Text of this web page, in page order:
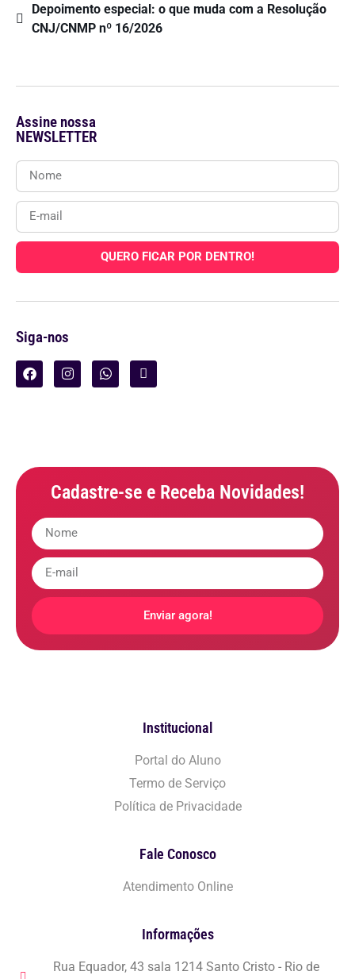
Depoimento especial: o que muda com a Resolução
CNJ/CNMP nº 16/2026
Assine nossa
NEWSLETTER
QUERO FICAR POR DENTRO!
Siga-nos
Cadastre-se e Receba Novidades!
Enviar agora!
Institucional
Portal do Aluno
Termo de Serviço
Política de Privacidade
Fale Conosco
Atendimento Online
Informações
Rua Equador, 43 sala 1214 Santo Cristo - Rio de